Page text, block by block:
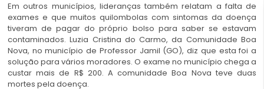
Em outros municípios, lideranças também relatam a falta de
exames e que muitos quilombolas com sintomas da doença
tiveram de pagar do próprio bolso para saber se estavam
contaminados. Luzia Cristina do Carmo, da Comunidade Boa
Nova, no município de Professor Jamil (GO), diz que esta foi a
solução para vários moradores. O exame no município chega a
custar mais de R$ 200. A comunidade Boa Nova teve duas
mortes pela doença.